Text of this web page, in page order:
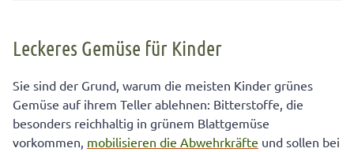
Spinat ist reich an Eisen: Irrtum oder Wahrheit?
Grüne Vielfalt: So können Sie Blattgemüse für Kinder
zubereiten
Leckeres Gemüse für Kinder
Sie sind der Grund, warum die meisten Kinder grünes
Gemüse auf ihrem Teller ablehnen: Bitterstoffe, die
besonders reichhaltig in grünem Blattgemüse
vorkommen, mobilisieren die Abwehrkräfte und sollen bei